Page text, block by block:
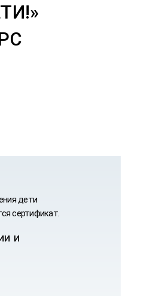
дети
сертификат.
и